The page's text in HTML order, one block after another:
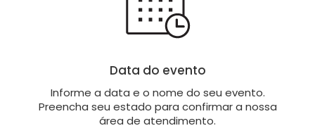
Data do evento
Informe a data e o nome do seu evento.
Preencha seu estado para confirmar a nossa
área de atendimento.